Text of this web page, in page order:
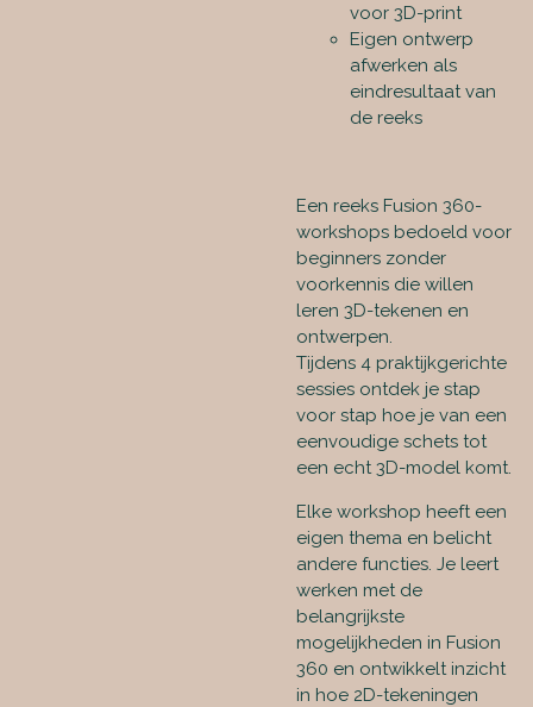
voor 3D-print
Eigen ontwerp
afwerken als
eindresultaat van
de reeks
Een reeks Fusion 360-
workshops bedoeld voor
beginners zonder
voorkennis die willen
leren 3D-tekenen en
ontwerpen.
Tijdens 4 praktijkgerichte
sessies ontdek je stap
voor stap hoe je van een
eenvoudige schets tot
een echt 3D-model komt.
Elke workshop heeft een
eigen thema en belicht
andere functies. Je leert
werken met de
belangrijkste
mogelijkheden in Fusion
360 en ontwikkelt inzicht
in hoe 2D-tekeningen